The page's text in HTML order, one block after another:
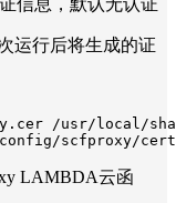
证信息，默认无认证
运行后将生成的证
/usr/local/
scfproxy/
LAMBDA云函